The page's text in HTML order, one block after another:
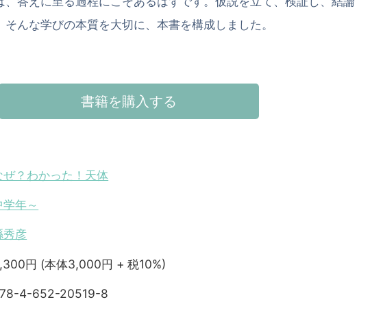
んな学びの本質を大切に、本書を構成しました。
書籍を購入する
ぜ？わかった！天体
学年～
秀彦
円 (本体3,000円 + 税10%)
4-652-20519-8